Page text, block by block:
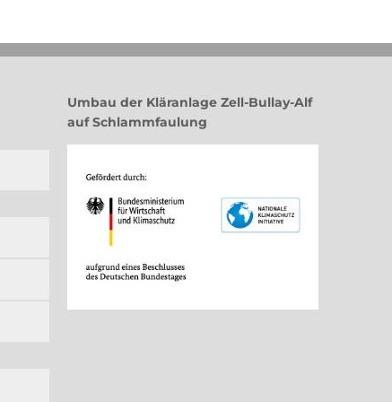
Umbau der Kläranlage Zell-Bullay-Alf
auf Schlammfaulung